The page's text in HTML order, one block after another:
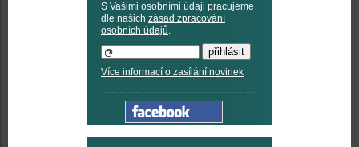
S Vašimi osobními údaji pracujeme
dle našich zásad zpracování
osobních údajů.
Více informací o zasílání novinek